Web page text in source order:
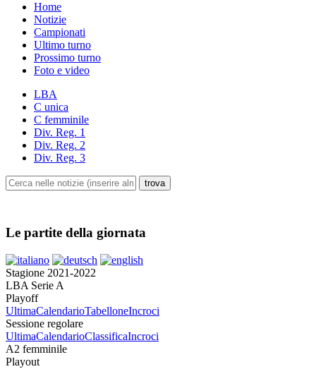
Home
Notizie
Campionati
Ultimo turno
Prossimo turno
Foto e video
LBA
C unica
C femminile
Div. Reg. 1
Div. Reg. 2
Div. Reg. 3
Le partite della giornata
Stagione 2021-2022
LBA Serie A
Playoff
UltimaCalendarioTabelloneIncroci
Sessione regolare
UltimaCalendarioClassificaIncroci
A2 femminile
Playout